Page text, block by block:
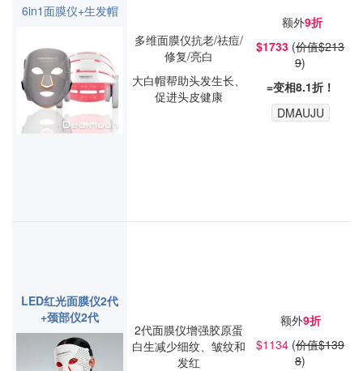
6in1面膜仪+生发帽
多维面膜仪抗老/祛痘/
修复/亮白
大白帽帮助头发生长、
促进头皮健康
额外9折
$1733 (价值$213
9)
=变相8.1折！
DMAUJU
LED红光面膜仪2代
+颈部仪2代
2代面膜仪增强胶原蛋
白生减少细纹、皱纹和
发红
额外9折
$1134 (价值$139
8)